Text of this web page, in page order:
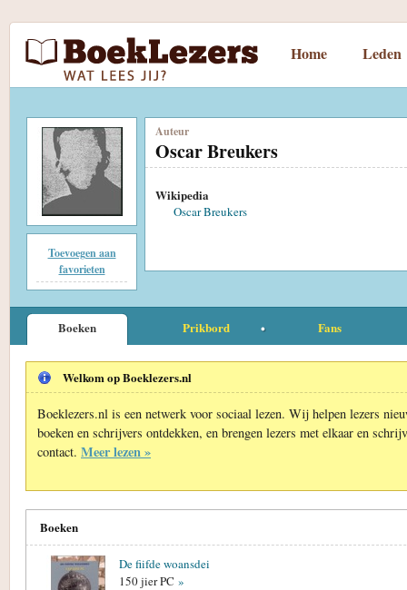
Home Leden
Toevoegen aan
favorieten
Auteur
Oscar Breukers
Wikipedia
Oscar Breukers
Boeken Prikbord Fans
Welkom op Boeklezers.nl
Boeklezers.nl is een netwerk voor sociaal lezen. Wij helpen lezers
boeken en schrijvers ontdekken, en brengen lezers met elkaar en
contact. Meer lezen »
Boeken
De fiifde woansdei
150 jier PC »